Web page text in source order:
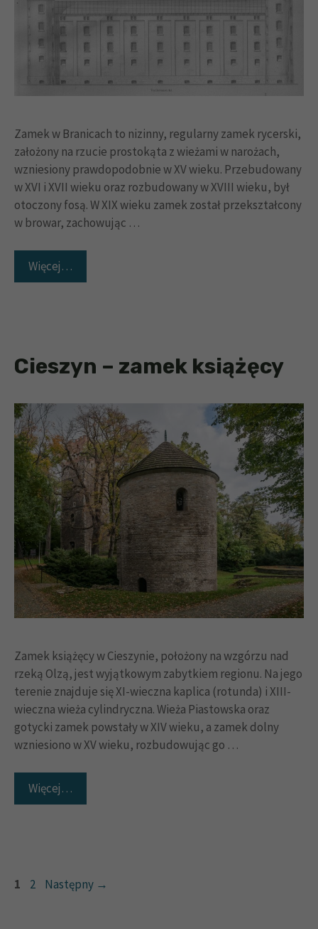
Zamek w Branicach to nizinny, regularny zamek rycerski,
założony na rzucie prostokąta z wieżami w narożach,
wzniesiony prawdopodobnie w XV wieku. Przebudowany
w XVI i XVII wieku oraz rozbudowany w XVIII wieku, był
otoczony fosą. W XIX wieku zamek został przekształcony
w browar, zachowując …
Więcej…
Cieszyn – zamek książęcy
Zamek książęcy w Cieszynie, położony na wzgórzu nad
rzeką Olzą, jest wyjątkowym zabytkiem regionu. Na jego
terenie znajduje się XI-wieczna kaplica (rotunda) i XIII-
wieczna wieża cylindryczna. Wieża Piastowska oraz
gotycki zamek powstały w XIV wieku, a zamek dolny
wzniesiono w XV wieku, rozbudowując go …
Więcej…
Strona
1 Strona
2 Następny →